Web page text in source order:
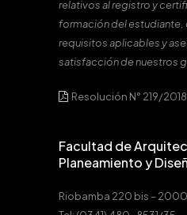
relativos al registro y
formación del estudiante,
requisitos aplicables y
satisfacción de nuestros
Resolución N° 219/2018
Facultad de
Planeamiento y
Riobamba 220 bis –